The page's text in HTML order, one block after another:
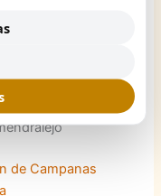
de Campanas